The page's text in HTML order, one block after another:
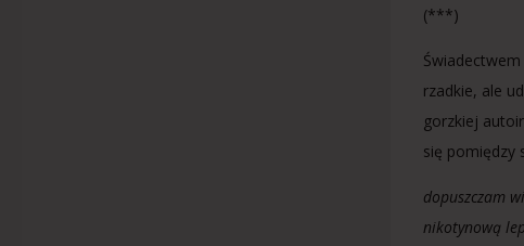
(***)
rzadkie, ale
gorzkiej
się pomiędzy
dopuszczam
nikotynową